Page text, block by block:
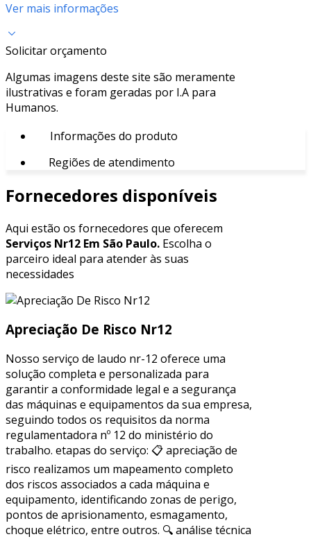
Ver mais informações
Solicitar orçamento
Algumas imagens deste site são meramente
ilustrativas e foram geradas por I.A para
Humanos.
Informações do produto
Regiões de atendimento
Fornecedores disponíveis
Aqui estão os fornecedores que oferecem
Serviços Nr12 Em São Paulo. Escolha o
parceiro ideal para atender às suas
necessidades
Apreciação De Risco Nr12
Nosso serviço de laudo nr-12 oferece uma
solução completa e personalizada para
garantir a conformidade legal e a segurança
das máquinas e equipamentos da sua empresa,
seguindo todos os requisitos da norma
regulamentadora nº 12 do ministério do
trabalho. etapas do serviço: 📋 apreciação de
risco realizamos um mapeamento completo
dos riscos associados a cada máquina e
equipamento, identificando zonas de perigo,
pontos de aprisionamento, esmagamento,
choque elétrico, entre outros. 🔍 análise técnica